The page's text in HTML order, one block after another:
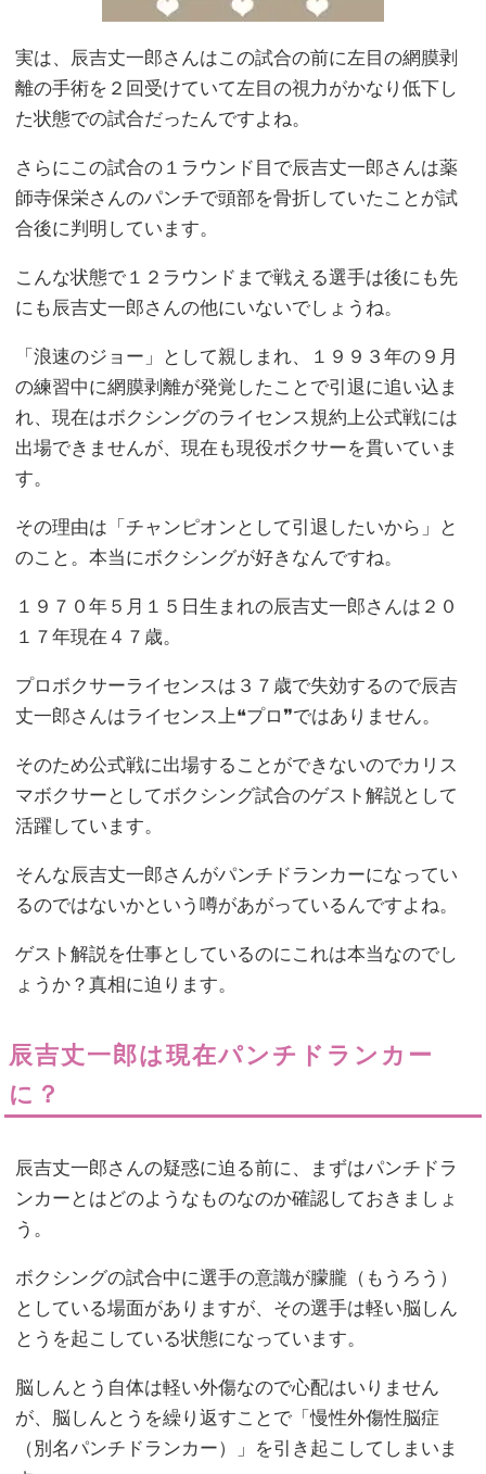
実は、辰吉丈一郎さんはこの試合の前に左目の網膜剥
離の手術を２回受けていて左目の視力がかなり低下し
た状態での試合だったんですよね。
さらにこの試合の１ラウンド目で辰吉丈一郎さんは薬
師寺保栄さんのパンチで頭部を骨折していたことが試
合後に判明しています。
こんな状態で１２ラウンドまで戦える選手は後にも先
にも辰吉丈一郎さんの他にいないでしょうね。
「浪速のジョー」として親しまれ、１９９３年の９月
の練習中に網膜剥離が発覚したことで引退に追い込ま
れ、現在はボクシングのライセンス規約上公式戦には
出場できませんが、現在も現役ボクサーを貫いていま
す。
その理由は「チャンピオンとして引退したいから」と
のこと。本当にボクシングが好きなんですね。
１９７０年５月１５日生まれの辰吉丈一郎さんは２０
１７年現在４７歳。
プロボクサーライセンスは３７歳で失効するので辰吉
丈一郎さんはライセンス上❝プロ❞ではありません。
そのため公式戦に出場することができないのでカリス
マボクサーとしてボクシング試合のゲスト解説として
活躍しています。
そんな辰吉丈一郎さんがパンチドランカーになってい
るのではないかという噂があがっているんですよね。
ゲスト解説を仕事としているのにこれは本当なのでし
ょうか？真相に迫ります。
辰吉丈一郎は現在パンチドランカー
に？
辰吉丈一郎さんの疑惑に迫る前に、まずはパンチドラ
ンカーとはどのようなものなのか確認しておきましょ
う。
ボクシングの試合中に選手の意識が朦朧（もうろう）
としている場面がありますが、その選手は軽い脳しん
とうを起こしている状態になっています。
脳しんとう自体は軽い外傷なので心配はいりません
が、脳しんとうを繰り返すことで「慢性外傷性脳症
（別名パンチドランカー）」を引き起こしてしまいま